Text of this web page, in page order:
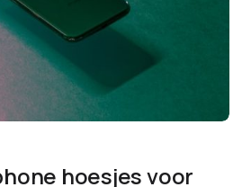
hoesjes voor